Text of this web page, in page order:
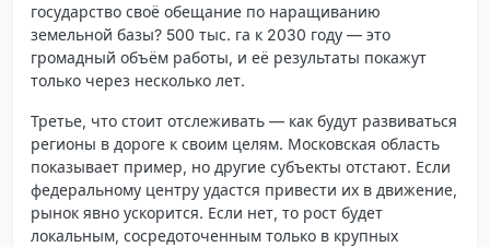
государство своё обещание по наращиванию
земельной базы? 500 тыс. га к 2030 году — это
громадный объём работы, и её результаты покажут
только через несколько лет.
Третье, что стоит отслеживать — как будут развиваться
регионы в дороге к своим целям. Московская область
показывает пример, но другие субъекты отстают. Если
федеральному центру удастся привести их в движение,
рынок явно ускорится. Если нет, то рост будет
локальным, сосредоточенным только в крупных